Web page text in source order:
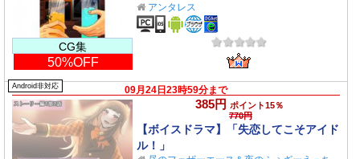
CG集
50%OFF
アンタレス
09月24日23時59分まで
Android非対応
385円 ポイント15％
770円
【ボイスドラマ】「失恋してこそアイド
ル！」